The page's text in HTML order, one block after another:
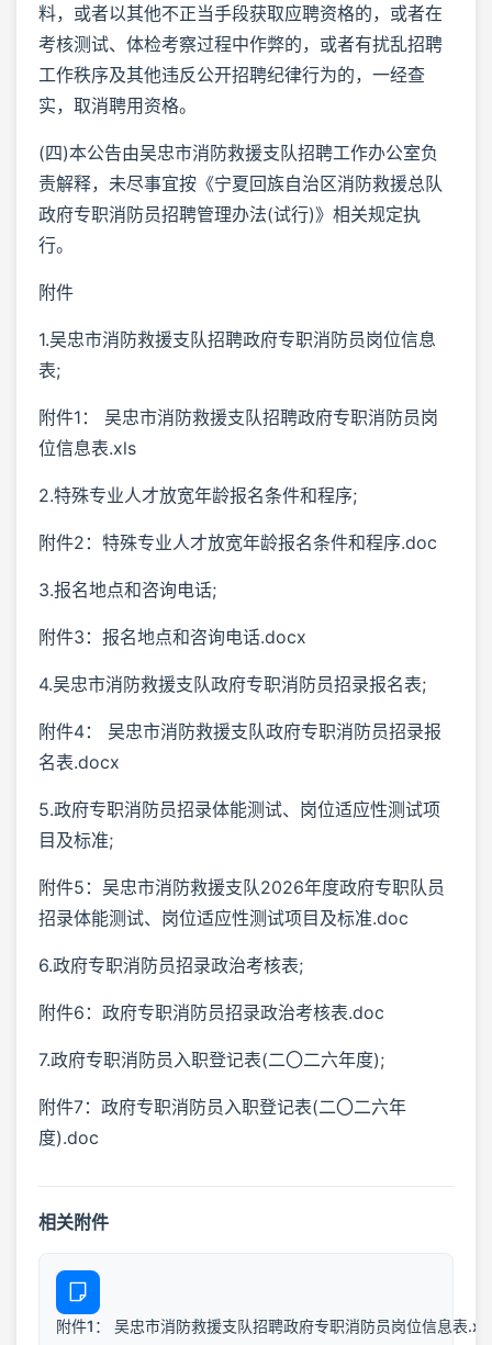
料，或者以其他不正当手段获取应聘资格的，或者在
考核测试、体检考察过程中作弊的，或者有扰乱招聘
工作秩序及其他违反公开招聘纪律行为的，一经查
实，取消聘用资格。
(四)本公告由吴忠市消防救援支队招聘工作办公室负
责解释，未尽事宜按《宁夏回族自治区消防救援总队
政府专职消防员招聘管理办法(试行)》相关规定执
行。
附件
1.吴忠市消防救援支队招聘政府专职消防员岗位信息
表;
附件1： 吴忠市消防救援支队招聘政府专职消防员岗
位信息表.xls
2.特殊专业人才放宽年龄报名条件和程序;
附件2：特殊专业人才放宽年龄报名条件和程序.doc
3.报名地点和咨询电话;
附件3：报名地点和咨询电话.docx
4.吴忠市消防救援支队政府专职消防员招录报名表;
附件4： 吴忠市消防救援支队政府专职消防员招录报
名表.docx
5.政府专职消防员招录体能测试、岗位适应性测试项
目及标准;
附件5：吴忠市消防救援支队2026年度政府专职队员
招录体能测试、岗位适应性测试项目及标准.doc
6.政府专职消防员招录政治考核表;
附件6：政府专职消防员招录政治考核表.doc
7.政府专职消防员入职登记表(二〇二六年度);
附件7：政府专职消防员入职登记表(二〇二六年
度).doc
相关附件
附件1： 吴忠市消防救援支队招聘政府专职消防员岗位信息表.xls